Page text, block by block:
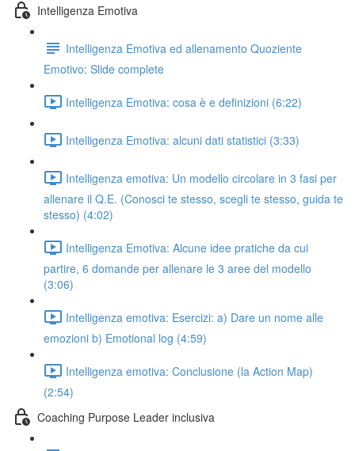
Intelligenza Emotiva
Intelligenza Emotiva ed allenamento Quoziente
Emotivo: Slide complete
Intelligenza Emotiva: cosa è e definizioni (6:22)
Intelligenza Emotiva: alcuni dati statistici (3:33)
Intelligenza emotiva: Un modello circolare in 3 fasi per
allenare il Q.E. (Conosci te stesso, scegli te stesso, guida te
stesso) (4:02)
Intelligenza Emotiva: Alcune idee pratiche da cui
partire, 6 domande per allenare le 3 aree del modello
(3:06)
Intelligenza emotiva: Esercizi: a) Dare un nome alle
emozioni b) Emotional log (4:59)
Intelligenza emotiva: Conclusione (la Action Map)
(2:54)
Coaching Purpose Leader inclusiva